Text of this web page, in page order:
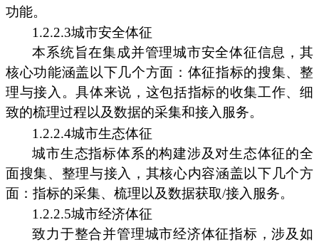
功能。
1.2.2.3城市安全体征
本系统旨在集成并管理城市安全体征信息，其
核心功能涵盖以下几个方面：体征指标的搜集、整
理与接入。具体来说，这包括指标的收集工作、细
致的梳理过程以及数据的采集和接入服务。
1.2.2.4城市生态体征
城市生态指标体系的构建涉及对生态体征的全
面搜集、整理与接入，其核心内容涵盖以下几个方
面：指标的采集、梳理以及数据获取/接入服务。
1.2.2.5城市经济体征
致力于整合并管理城市经济体征指标，涉及如